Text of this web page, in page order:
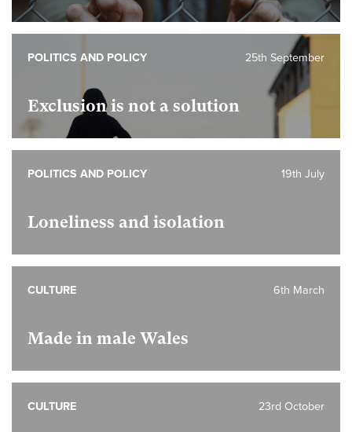
Exclusion is not a solution
25th September
POLITICS AND POLICY
Loneliness and isolation
19th July
POLITICS AND POLICY
Made in male Wales
6th March
CULTURE
23rd October
CULTURE